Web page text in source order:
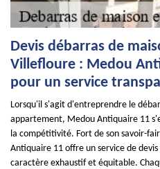
Devis débarras de
Villefloure : Medou
pour un service
Lorsqu'il s'agit d'entreprendre le
appartement, Medou Antiquaire 11
la compétitivité. Fort de son savoir-
Antiquaire 11 offre un service de
caractère exhaustif et équitable.